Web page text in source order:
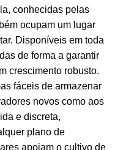
conhecidas pelas
ocupam um lugar
Disponíveis em toda
de forma a garantir
crescimento robusto.
fáceis de armazenar
novos como aos
e discreta,
plano de
apoiam o cultivo de